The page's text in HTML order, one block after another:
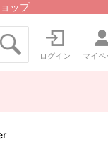
ップ
ログイン マイペ